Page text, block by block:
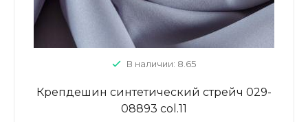
В наличии: 8.65
Крепдешин синтетический стрейч 029-
08893 col.11